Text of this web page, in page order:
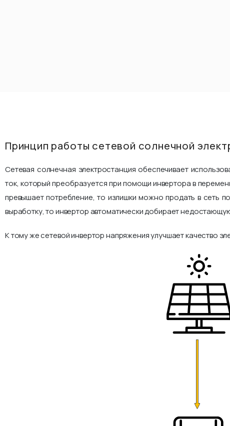
Принцип работы сетевой солнечной
Сетевая солнечная электростанция обеспечивает
ток, который преобразуется при помощи инвертора в
превышает потребление, то излишки можно продать в сеть
выработку, то инвертор автоматически добирает
К тому же сетевой инвертор напряжения улучшает качество